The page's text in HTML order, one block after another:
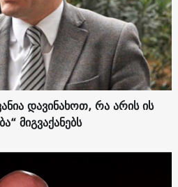
დავინახოთ, რა არის ის
მიგვაქანებს